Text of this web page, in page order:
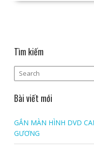
Tìm kiếm
Bài viết mới
GẮN MÀN HÌNH DVD
GƯƠNG